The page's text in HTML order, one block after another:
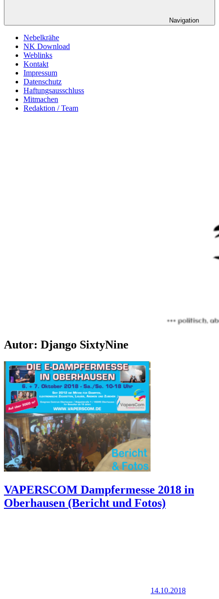
Navigation
Nebelkrähe
NK Download
Weblinks
Kontakt
Impressum
Datenschutz
Haftungsausschluss
Mitmachen
Redaktion / Team
Autor: Django SixtyNine
VAPERSCOM Dampfermesse 2018 in
Oberhausen (Bericht und Fotos)
14.10.2018